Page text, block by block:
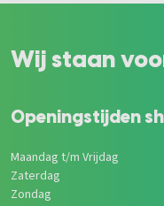
Wij staan
Openingstijden
Maandag t/m Vrijdag
Zaterdag
Zondag